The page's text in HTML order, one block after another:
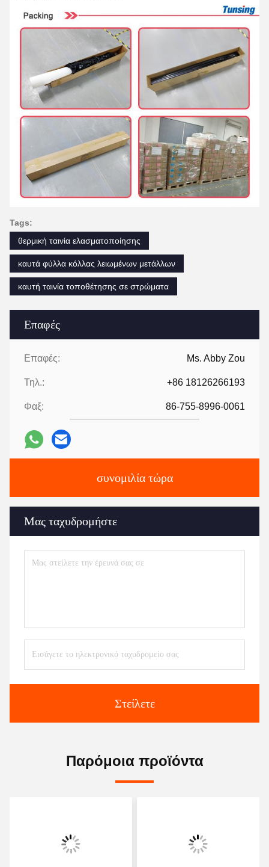
Επαφές
Επαφές: Ms. Abby Zou
Τηλ.: +86 18126266193
Φαξ: 86-755-8996-0061
συνομιλία τώρα
Μας ταχυδρομήστε
Στείλετε
Tags:
θερμική ταινία ελασματοποίησης
καυτά φύλλα κόλλας λειωμένων μετάλλων
καυτή ταινία τοποθέτησης σε στρώματα
Παρόμοια προϊόντα